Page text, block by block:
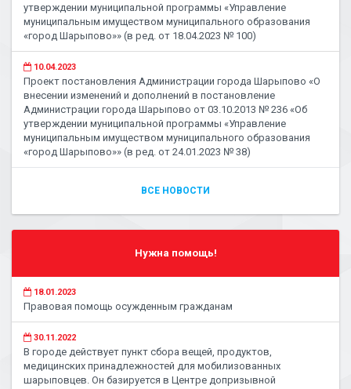
утверждении муниципальной программы «Управление
муниципальным имуществом муниципального образования
«город Шарыпово»» (в ред. от 18.04.2023 № 100)
10.04.2023
Проект постановления Администрации города Шарыпово «О
внесении изменений и дополнений в постановление
Администрации города Шарыпово от 03.10.2013 № 236 «Об
утверждении муниципальной программы «Управление
муниципальным имуществом муниципального образования
«город Шарыпово»» (в ред. от 24.01.2023 № 38)
ВСЕ НОВОСТИ
Нужна помощь!
18.01.2023
Правовая помощь осужденным гражданам
30.11.2022
В городе действует пункт сбора вещей, продуктов,
медицинских принадлежностей для мобилизованных
шарыповцев. Он базируется в Центре допризывной